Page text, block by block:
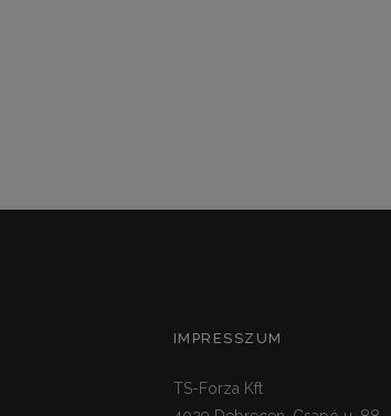
IMPRESSZUM
TS-Forza Kft